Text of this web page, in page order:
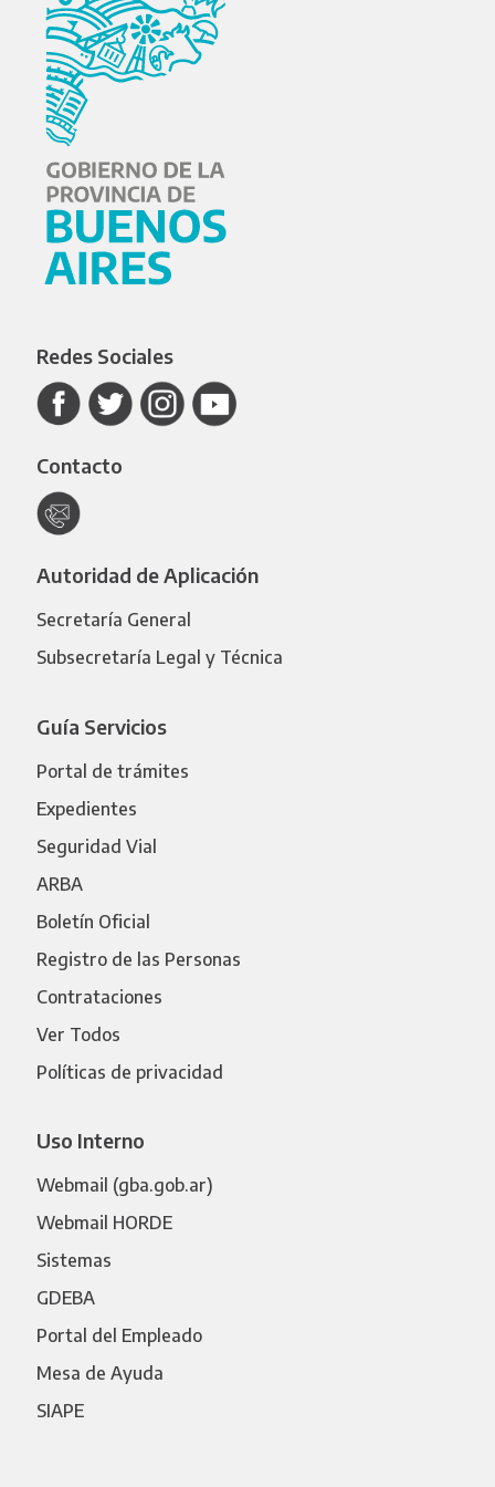
Redes Sociales
Contacto
Autoridad de Aplicación
Secretaría General
Subsecretaría Legal y Técnica
Guía Servicios
Portal de trámites
Expedientes
Seguridad Vial
ARBA
Boletín Oficial
Registro de las Personas
Contrataciones
Ver Todos
Políticas de privacidad
Uso Interno
Webmail (gba.gob.ar)
Webmail HORDE
Sistemas
GDEBA
Portal del Empleado
Mesa de Ayuda
SIAPE